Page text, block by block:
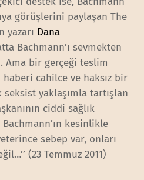
görüşlerini paylaşan The
yazarı Dana
Bachmann’ı sevmekten
Ama bir gerçeği teslim
cahilce ve haksız bir
yaklaşımla tartışlan
ciddi sağlık
kesinlikle
sebep var, onları
(23 Temmuz 2011)